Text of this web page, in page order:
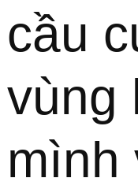
cầu
vùng
mình